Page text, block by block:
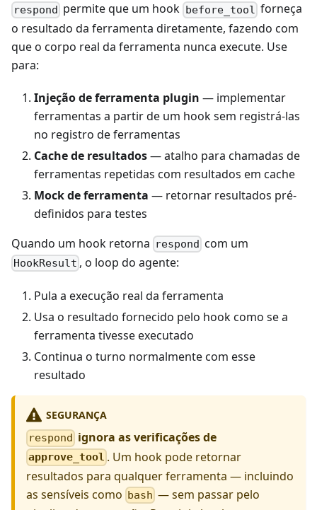
respond permite que um hook before_tool forneça
o resultado da ferramenta diretamente, fazendo com
que o corpo real da ferramenta nunca execute. Use
para:
Injeção de ferramenta plugin — implementar
ferramentas a partir de um hook sem registrá-las
no registro de ferramentas
Cache de resultados— atalho para chamadas de
ferramentas repetidas com resultados em cache
Mock de ferramenta — retornar resultados pré-
definidos para testes
Quando um hook retorna respond com um
HookResult , o loop do agente:
Pula a execução real da ferramenta
Usa o resultado fornecido pelo hook como se a
ferramenta tivesse executado
Continua o turno normalmente com esse
resultado
SEGURANÇA
respond ignora as verificações de
approve_tool . Um hook pode retornar
resultados para qualquer ferramenta — incluindo
as sensíveis como bash — sem passar pelo